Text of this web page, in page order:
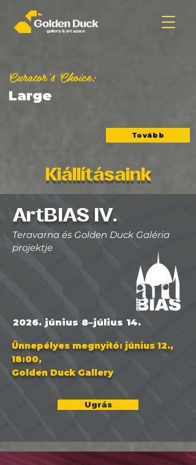
Tovább
Curator's Choice:
Large
Kiállításaink
ArtBIAS IV.
Teravarna és Golden Duck Galéria
projektje
2026. június 8–július 14.
Ünnepélyes megnyitó: június 12.,
18:00,
Golden Duck Gallery
Ugrás